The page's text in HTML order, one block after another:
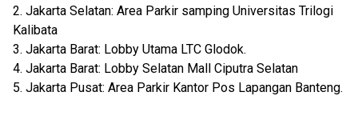
2. Jakarta Selatan: Area Parkir samping Universitas Trilogi
Kalibata
3. Jakarta Barat: Lobby Utama LTC Glodok.
4. Jakarta Barat: Lobby Selatan Mall Ciputra Selatan
5. Jakarta Pusat: Area Parkir Kantor Pos Lapangan Banteng.